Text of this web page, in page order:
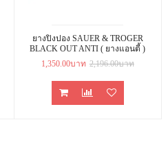
ยางปิงปอง SAUER & TROGER
BLACK OUT ANTI ( ยางแอนตี้ )
1,350.00บาท 2,196.00บาท